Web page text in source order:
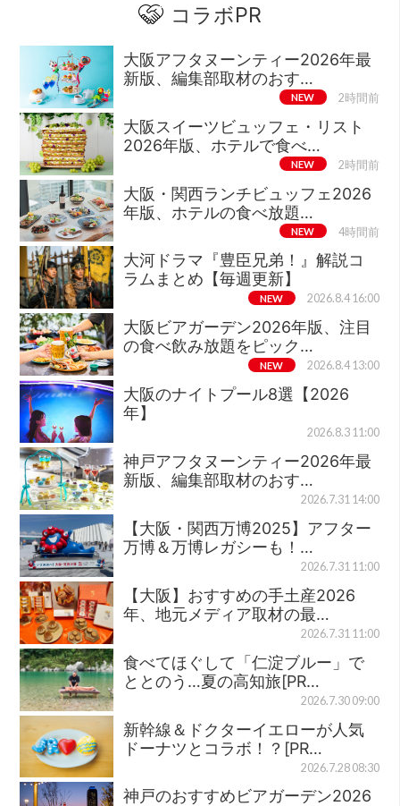
コラボPR
大阪アフタヌーンティー2026年最
新版、編集部取材のおす…
NEW 2時間前
大阪スイーツビュッフェ・リスト
2026年版、ホテルで食べ…
NEW 2時間前
大阪・関西ランチビュッフェ2026
年版、ホテルの食べ放題…
NEW 4時間前
大河ドラマ『豊臣兄弟！』解説コ
ラムまとめ【毎週更新】
NEW 2026.8.4 16:00
大阪ビアガーデン2026年版、注目
の食べ飲み放題をピック…
NEW 2026.8.4 13:00
大阪のナイトプール8選【2026
年】
2026.8.3 11:00
神戸アフタヌーンティー2026年最
新版、編集部取材のおす…
2026.7.31 14:00
【大阪・関西万博2025】アフター
万博＆万博レガシーも！…
2026.7.31 11:00
【大阪】おすすめの手土産2026
年、地元メディア取材の最…
2026.7.31 11:00
食べてほぐして「仁淀ブルー」で
ととのう…夏の高知旅[PR…
2026.7.30 09:00
新幹線＆ドクターイエローが人気
ドーナツとコラボ！？[PR…
2026.7.28 08:30
神戸のおすすめビアガーデン2026